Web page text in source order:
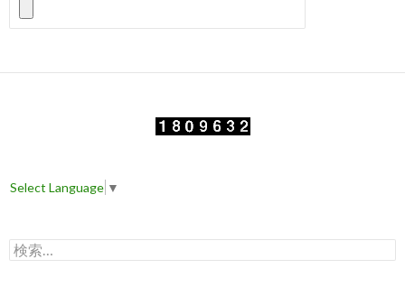
Select Language ▼
検
索